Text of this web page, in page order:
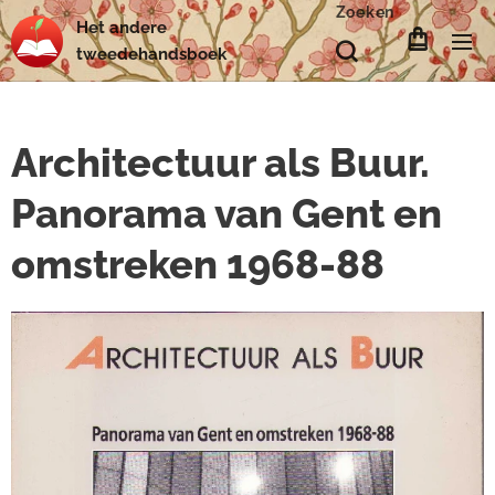
Hetandere
tweedehandsboek
Zoeken
Architectuur als Buur.
Panorama van Gent en
omstreken 1968-88